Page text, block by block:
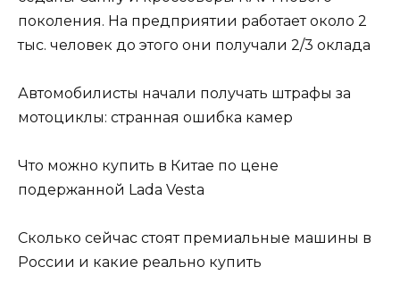
поколения. На предприятии работает около 2
тыс. человек до этого они получали 2/3 оклада
Автомобилисты начали получать штрафы за
мотоциклы: странная ошибка камер
Что можно купить в Китае по цене
подержанной Lada Vesta
Сколько сейчас стоят премиальные машины в
России и какие реально купить